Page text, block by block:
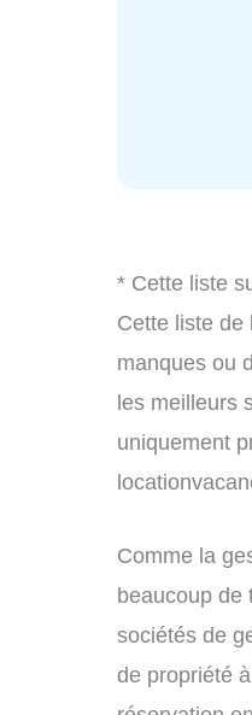
* Cette liste
Cette liste de
manques ou
les meilleurs
uniquement
Comme la
beaucoup de
sociétés de
de propriété